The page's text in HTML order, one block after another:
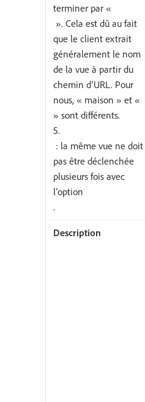
terminer par «
». Cela est dû au fait
que le client extrait
généralement le nom
de la vue à partir du
chemin d’URL. Pour
nous, « maison » et «
» sont différents.
5.
: la même vue ne doit
pas être déclenchée
plusieurs fois avec
l’option
.